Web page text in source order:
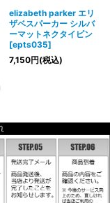
elizabeth parker エリ
ザベスパーカー シルバ
ーマットネクタイピン
[epts035]
7,150円(税込)